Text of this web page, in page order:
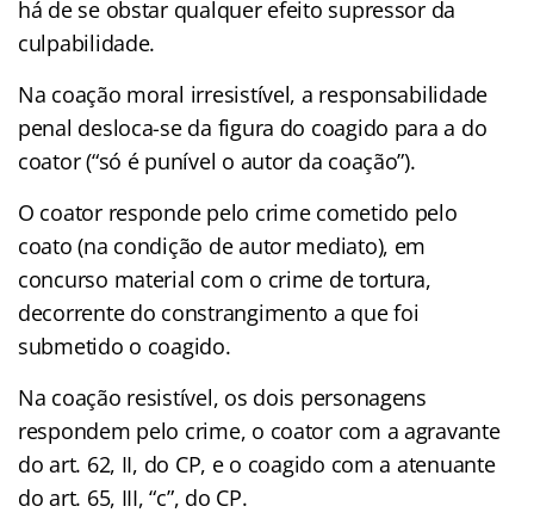
há de se obstar qualquer efeito supressor da
culpabilidade.
Na coação moral irresistível, a responsabilidade
penal desloca-se da figura do coagido para a do
coator (“só é punível o autor da coação”).
O coator responde pelo crime cometido pelo
coato (na condição de autor mediato), em
concurso material com o crime de tortura,
decorrente do constrangimento a que foi
submetido o coagido.
Na coação resistível, os dois personagens
respondem pelo crime, o coator com a agravante
do art. 62, II, do CP, e o coagido com a atenuante
do art. 65, III, “c”, do CP.